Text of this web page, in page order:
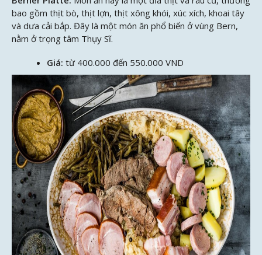
bao gồm thịt bò, thịt lợn, thịt xông khói, xúc xích, khoai tây
và dưa cải bắp. Đây là một món ăn phổ biến ở vùng Bern,
nằm ở trọng tâm Thụy Sĩ.
Giá: từ 400.000 đến 550.000 VND